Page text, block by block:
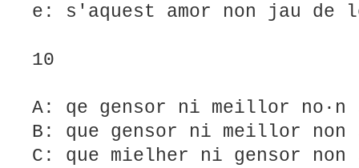
e: s'aquest amor non jau de
10
A: qe gensor ni meillor no·n
B: que gensor ni meillor non
C: que mielher ni gensor non